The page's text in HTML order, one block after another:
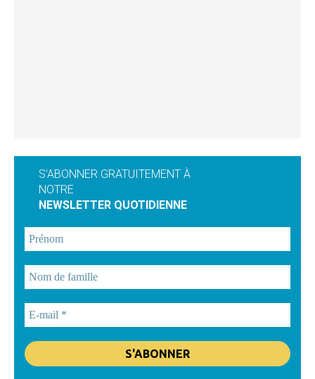
S'ABONNER GRATUITEMENT À
NOTRE
NEWSLETTER QUOTIDIENNE